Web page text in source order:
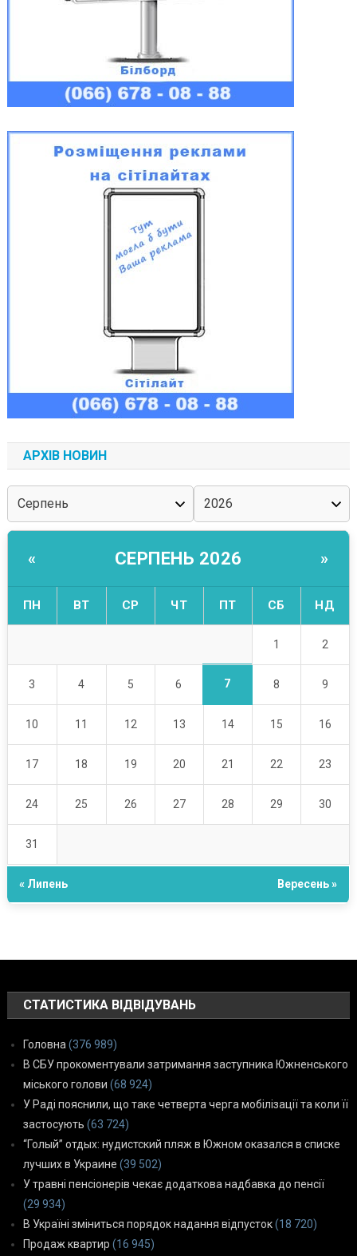
АРХІВ НОВИН
« СЕРПЕНЬ 2026 »
ПН ВТ СР ЧТ ПТ СБ НД
1 2
3 4 5 6 7 8 9
10 11 12 13 14 15 16
17 18 19 20 21 22 23
24 25 26 27 28 29 30
31
« Липень Вересень »
СТАТИСТИКА ВІДВІДУВАНЬ
Головна (376 989)
В СБУ прокоментували затримання заступника Южненського
міського голови (68 924)
У Раді пояснили, що таке четверта черга мобілізації та коли її
застосують (63 724)
“Голый” отдых: нудистский пляж в Южном оказался в списке
лучших в Украине (39 502)
У травні пенсіонерів чекає додаткова надбавка до пенсії
(29 934)
В Україні зміниться порядок надання відпусток(18 720)
Продаж квартир (16 945)